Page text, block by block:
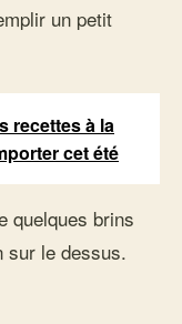
un petit
recettes à la
cet été
quelques brins
sur le dessus.